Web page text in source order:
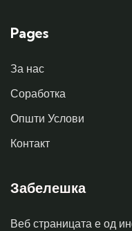
Pages
За нас
Соработка
Општи Услови
Контакт
Забелешка
Веб страницата е од